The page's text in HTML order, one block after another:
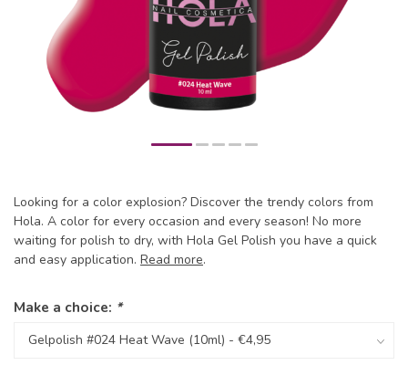
Looking for a color explosion? Discover the trendy colors from
Hola. A color for every occasion and every season! No more
waiting for polish to dry, with Hola Gel Polish you have a quick
and easy application. Read more.
Make a choice: *